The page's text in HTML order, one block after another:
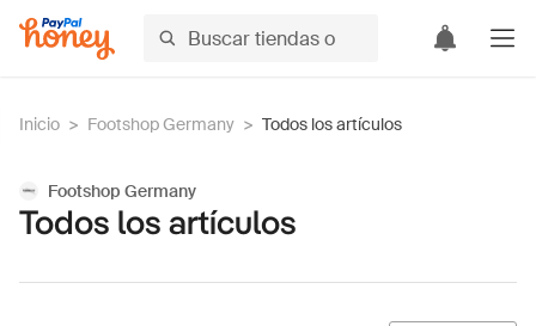
Inicio > Footshop Germany > Todos los artículos
Footshop Germany
Todos los artículos